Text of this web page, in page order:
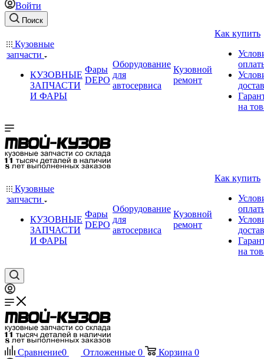
Войти
Поиск
Кузовные
запчасти
КУЗОВНЫЕ
ЗАПЧАСТИ
И ФАРЫ
Фары
DEPO
Оборудование
для
автосервиса
Кузовной
ремонт
Как купить
на
Кузовные
запчасти
КУЗОВНЫЕ
ЗАПЧАСТИ
И ФАРЫ
Фары
DEPO
Оборудование
для
автосервиса
Кузовной
ремонт
Как купить
на
Сравнение0 Отложенные 0 Корзина 0